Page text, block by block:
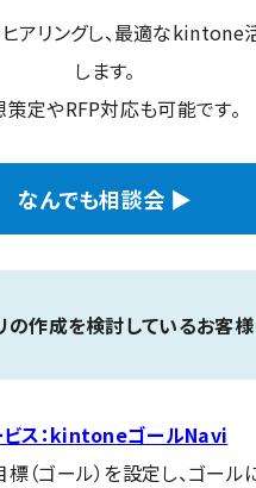
アリングし、最適なkintone
します。
定やRFP対応も可能です。
なんでも相談会 ▶
の作成を検討しているお客様
ス：kintoneゴールNavi
（ゴール）を設定し、ゴール